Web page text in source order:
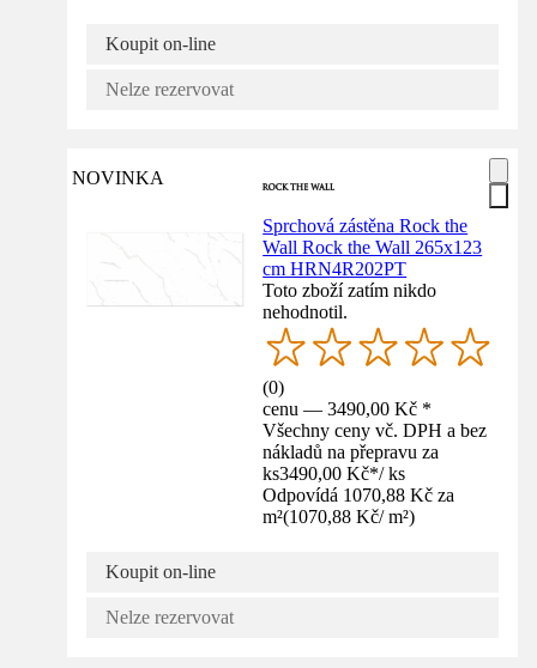
Koupit on-line
Nelze rezervovat
NOVINKA
Sprchová zástěna Rock the
Wall Rock the Wall 265x123
cm HRN4R202PT
Toto zboží zatím nikdo
nehodnotil.
(0)
cenu — 3490,00 Kč *
Všechny ceny vč. DPH a bez
nákladů na přepravu za
ks3490,00 Kč*/ ks
Odpovídá 1070,88 Kč za
m²(1070,88 Kč/ m²)
Koupit on-line
Nelze rezervovat